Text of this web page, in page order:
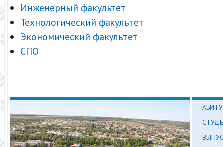
Инженерный факультет
Технологический факультет
Экономический факультет
СПО